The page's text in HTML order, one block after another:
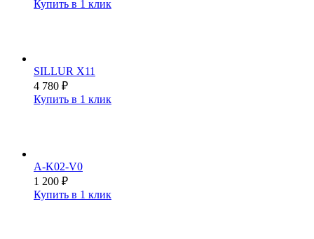
Купить в 1 клик
SILLUR X11
4 780 ₽
Купить в 1 клик
A-K02-V0
1 200 ₽
Купить в 1 клик